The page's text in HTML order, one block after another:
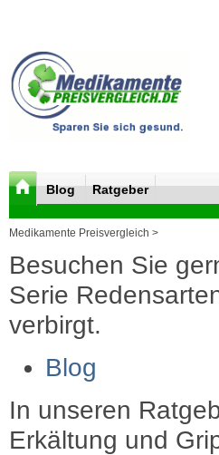
Blog Ratgeber
Medikamente Preisvergleich >
Besuchen Sie
Serie
verbirgt.
Blog
In unseren
Erkältung und